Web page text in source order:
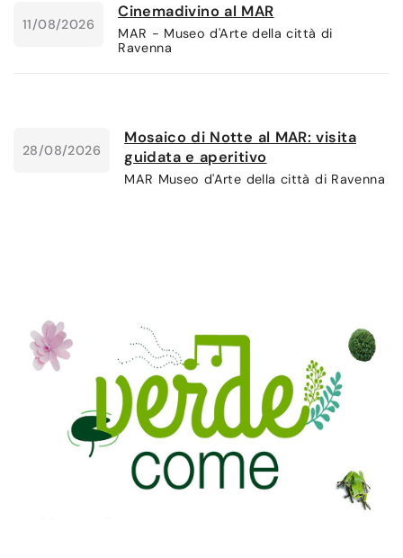
11/08/2026
Cinemadivino al MAR
MAR - Museo d'Arte della città di
Ravenna
28/08/2026
Mosaico di Notte al MAR: visita
guidata e aperitivo
MAR Museo d'Arte della città di Ravenna